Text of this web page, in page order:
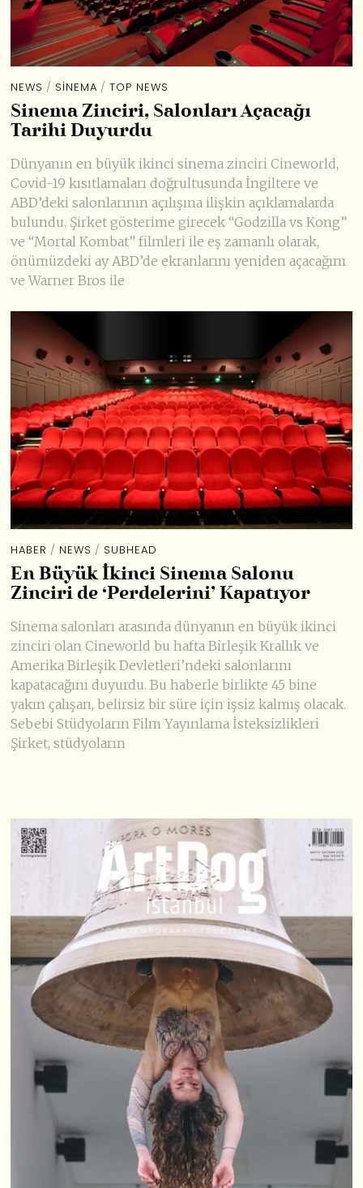
NEWS / SINEMA / TOP NEWS
Sinema Zinciri, Salonları Açacağı
Tarihi Duyurdu
Dünyanın en büyük ikinci sinema zinciri Cineworld,
Covid-19 kısıtlamaları doğrultusunda İngiltere ve
ABD’deki salonlarının açılışına ilişkin açıklamalarda
bulundu. Şirket gösterime girecek “Godzilla vs Kong”
ve “Mortal Kombat” filmleri ile eş zamanlı olarak,
önümüzdeki ay ABD’de ekranlarını yeniden açacağını
ve Warner Bros ile
HABER / NEWS / SUBHEAD
En Büyük İkinci Sinema Salonu
Zinciri de ‘Perdelerini’ Kapatıyor
Sinema salonları arasında dünyanın en büyük ikinci
zinciri olan Cineworld bu hafta Birleşik Krallık ve
Amerika Birleşik Devletleri’ndeki salonlarını
kapatacağını duyurdu. Bu haberle birlikte 45 bine
yakın çalışan, belirsiz bir süre için işsiz kalmış olacak.
Sebebi Stüdyoların Film Yayınlama İsteksizlikleri
Şirket, stüdyoların